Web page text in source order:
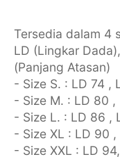
Tersedia dalam 4
LD (Lingkar
(Panjang Atasan)
- Size S. : LD 74 ,
- Size M. : LD 80 ,
- Size L. : LD 86 ,
- Size XL : LD 90
- Size XXL : LD